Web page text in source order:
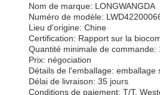
Nom de marque: LONGWANGDA
Numéro de modèle:
Lieu d'origine: Chine
Certification: Rapport sur la
Quantité minimale de commande:
Prix: négociation
Détails de l'emballage: emballage
Délai de livraison: 35 jours
Conditions de paiement: T/T,